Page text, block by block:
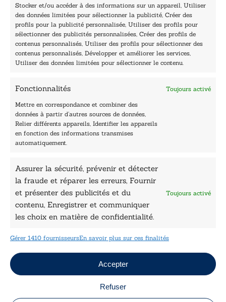
Stocker et/ou accéder à des informations sur un appareil, Utiliser
des données limitées pour sélectionner la publicité, Créer des
profils pour la publicité personnalisée, Utiliser des profils pour
sélectionner des publicités personnalisées, Créer des profils de
contenus personnalisés, Utiliser des profils pour sélectionner des
contenus personnalisés, Développer et améliorer les services,
Utiliser des données limitées pour sélectionner le contenu.
Fonctionnalités Toujours activé
Mettre en correspondance et combiner des
données à partir d’autres sources de données,
Relier différents appareils, Identifier les appareils
en fonction des informations transmises
automatiquement.
Assurer la sécurité, prévenir et détecter
la fraude et réparer les erreurs, Fournir
et présenter des publicités et du
contenu, Enregistrer et communiquer
les choix en matière de confidentialité.
Toujours activé
Gérer 1410 fournisseursEn savoir plus sur ces finalités
Accepter
Refuser
De mardi à vendredi :
9h - 12h et 13h30 - 16h30
Lundi, samedi et dimanche : fermé
Navigation
Accueil
Les Plumes du Lys Bleu
Prix sciences humaines et sociales
Nos collections
Nos auteurs
Catalogue
Sciences humaines
Pratique
Le Petit Lys
Données légales
Conditions Générales de vente
Politique de cookies
Mentions légales
Jeux concours
Copyright © 2026 Le Lys Bleu Éditions tous droits
réservés